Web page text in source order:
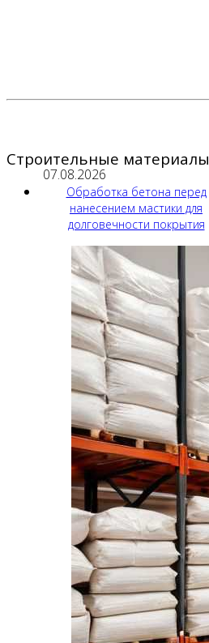
Строительные материалы
07.08.2026
Обработка бетона перед
нанесением мастики для
долговечности покрытия